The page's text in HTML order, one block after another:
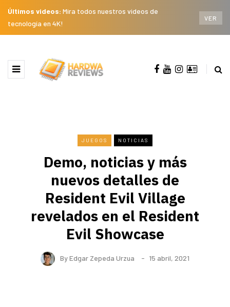
Últimos videos: Mira todos nuestros videos de
tecnología en 4K!
VER
JUEGOS NOTICIAS
Demo, noticias y más
nuevos detalles de
Resident Evil Village
revelados en el Resident
Evil Showcase
ByEdgar Zepeda Urzua 15 abril, 2021